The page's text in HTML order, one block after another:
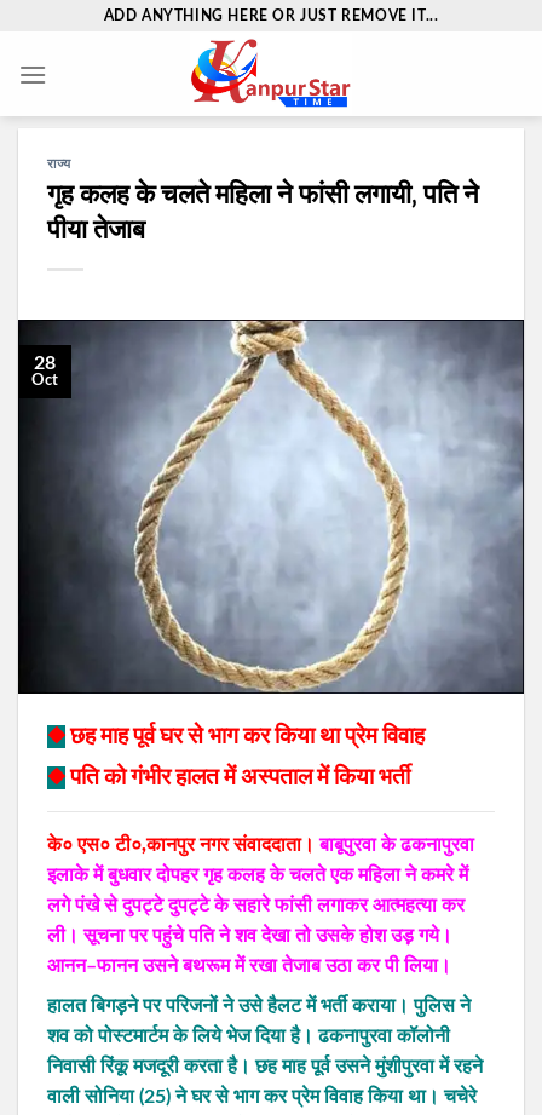
content
ADD ANYTHING HERE OR JUST REMOVE IT...
राज्य
गृह कलह के चलते महिला ने फांसी लगायी‚ पति ने
पीया तेजाब
28
Oct
◆ छह माह पूर्व घर से भाग कर किया था प्रेम विवाह
◆ पति को गंभीर हालत में अस्पताल में किया भर्ती
के० एस० टी०,कानपुर नगर संवाददाता। बाबूपुरवा के ढकनापुरवा
इलाके में बुधवार दोपहर गृह कलह के चलते एक महिला ने कमरे में
लगे पंखे से दुपट्टे दुपट्टे के सहारे फांसी लगाकर आत्महत्या कर
ली। सूचना पर पहुंचे पति ने शव देखा तो उसके होश उड़़ गये।
आनन–फानन उसने बथरूम में रखा तेजाब उठा कर पी लिया।
हालत बिगड़़ने पर परिजनों ने उसे हैलट में भर्ती कराया। पुलिस ने
शव को पोस्टमार्टम के लिये भेज दिया है। ढकनापुरवा कॉलोनी
निवासी रिंकू मजदूरी करता है। छह माह पूर्व उसने मुंशीपुरवा में रहने
वाली सोनिया (25) ने घर से भाग कर प्रेम विवाह किया था। चचेरे